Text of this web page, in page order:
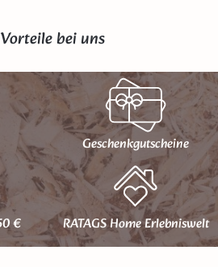
bei uns
Geschenk­gutscheine
€ RATAGS Home Erlebniswelt